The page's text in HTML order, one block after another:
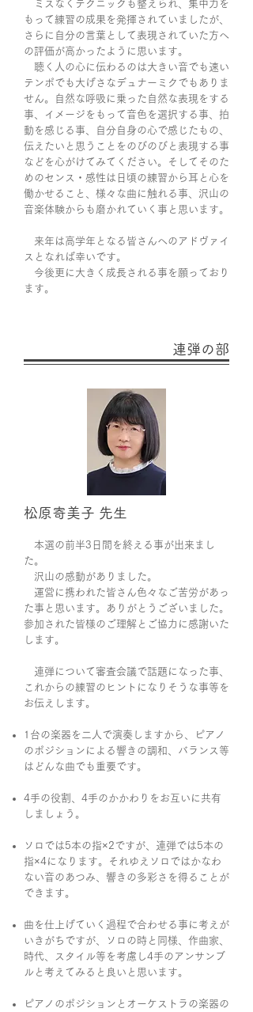
ミスなくテクニックも整えられ、集中力を
もって練習の成果を発揮されていましたが、
さらに自分の言葉として表現されていた方へ
の評価が高かったように思います。
聴く人の心に伝わるのは大きい音でも速い
テンポでも大げさなデュナーミクでもありま
せん。自然な呼吸に乗った自然な表現をする
事、イメージをもって音色を選択する事、拍
動を感じる事、自分自身の心で感じたもの、
伝えたいと思うことをのびのびと表現する事
などを心がけてみてください。そしてそのた
めのセンス・感性は日頃の練習から耳と心を
働かせること、様々な曲に触れる事、沢山の
音楽体験からも磨かれていく事と思います。
来年は高学年となる皆さんへのアドヴァイ
スとなれば幸いです。
今後更に大きく成長される事を願っており
ます。
連弾の部
松原寄美子 先生
本選の前半3日間を終える事が出来まし
た。
沢山の感動がありました。
運営に携われた皆さん色々なご苦労があっ
た事と思います。ありがとうございました。
参加された皆様のご理解とご協力に感謝いた
します。
連弾について審査会議で話題になった事、
これからの練習のヒントになりそうな事等を
お伝えします。
1台の楽器を二人で演奏しますから、ピアノ
のポジションによる響きの調和、バランス等
はどんな曲でも重要です。
4手の役割、4手のかかわりをお互いに共有
しましょう。
ソロでは5本の指×2ですが、連弾では5本の
指×4になります。
それゆえソロではかなわ
ない音のあつみ、響きの多彩さを得ることが
できます。
曲を仕上げていく過程で合わせる事に考えが
いきがちですが、ソロの時と同様、作曲家、
時代、スタイル等を考慮し4手のアンサンブ
ルと考えてみると良いと思います。
ピアノのポジションとオーケストラの楽器の